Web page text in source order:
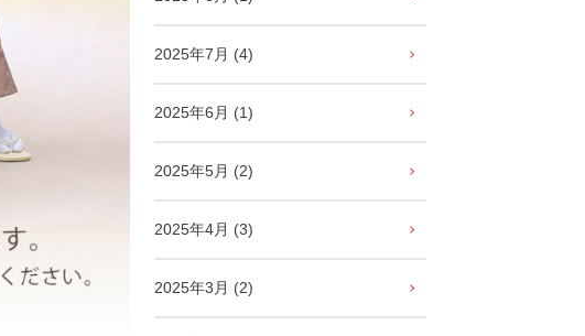
2025年7月 (4)
2025年6月 (1)
2025年5月 (2)
2025年4月 (3)
2025年3月 (2)